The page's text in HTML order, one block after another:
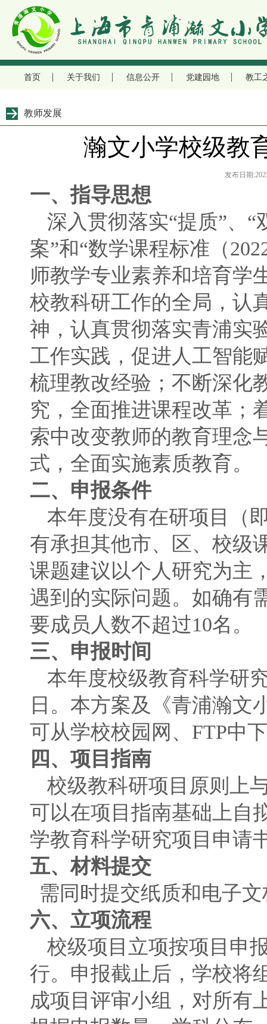
首页 关于我们 信息公开 党建园地 教工
教师发展
瀚文小学校级教
发布日期
一、指导思想
深入贯彻落实“提质”、
案”和“数学课程标准（
师教学专业素养和培育学
校教科研工作的全局，认
神，认真贯彻落实青浦实
工作实践，促进人工智能
梳理教改经验；不断深化
究，全面推进课程改革；
索中改变教师的教育理念
式，全面实施素质教育。
二、申报条件
本年度没有在研项目（
有承担其他市、区、校级
课题建议以个人研究为主
遇到的实际问题。如确有
要成员人数不超过10名。
三、申报时间
本年度校级教育科学研
日。本方案及《青浦瀚文
可从学校校园网、FTP中
四、项目指南
校级教科研项目原则上
可以在项目指南基础上自
学教育科学研究项目申请
五、材料提交
需同时提交纸质和电子
六、立项流程
校级项目立项按项目申
行。申报截止后，学校将
成项目评审小组，对所有